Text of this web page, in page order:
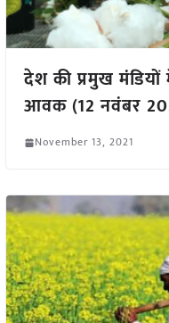
देश की प्रमुख
आवक (12 नवंबर
November 13, 2021